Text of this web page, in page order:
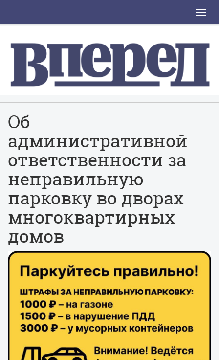
Toggle
Об
административной
ответственности за
неправильную
парковку во дворах
многоквартирных
домов